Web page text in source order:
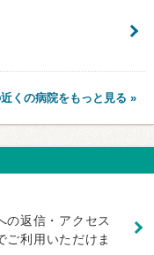
くの病院をもっと見る »
の返信・アクセス
ご利用いただけま